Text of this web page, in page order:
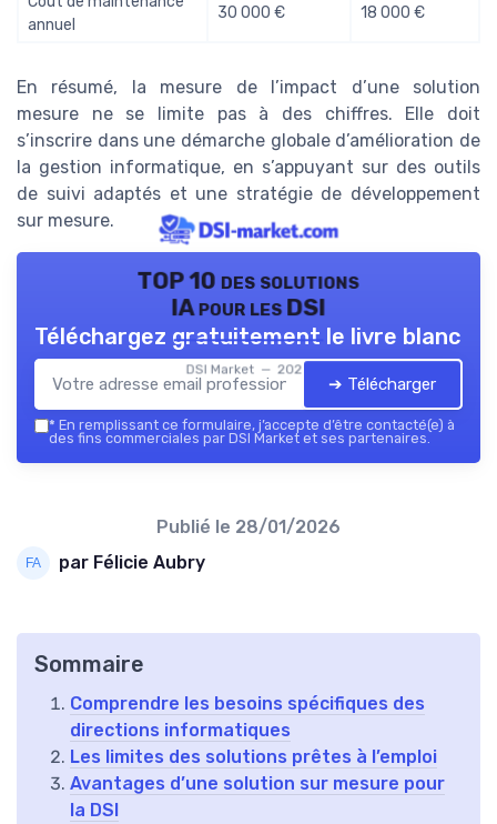
annuel
30 000 € 18 000 €
En résumé, la mesure de l’impact d’une solution
mesure ne se limite pas à des chiffres. Elle doit
s’inscrire dans une démarche globale d’amélioration de
la gestion informatique, en s’appuyant sur des outils
de suivi adaptés et une stratégie de développement
sur mesure.
TOP 10 des solutions
IA pour les DSI
DSI Market — 2026
Téléchargez gratuitement le livre blanc
➔ Télécharger
* En remplissant ce formulaire, j’accepte d’être contacté(e) à
des fins commerciales par DSI Market et ses partenaires.
Publié le 28/01/2026
par Félicie Aubry
Sommaire
Comprendre les besoins spécifiques des
directions informatiques
Les limites des solutions prêtes à l’emploi
Avantages d’une solution sur mesure pour
la DSI